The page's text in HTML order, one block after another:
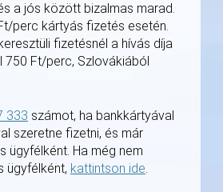
a jós között bizalmas marad.
perc kártyás fizetés esetén.
fizetésnél a hívás díja
750 Ft/perc, Szlovákiából
333 számot, ha bankkártyával
szeretne fizetni, és már
ügyfélként. Ha még nem
ügyfélként, kattintson ide.